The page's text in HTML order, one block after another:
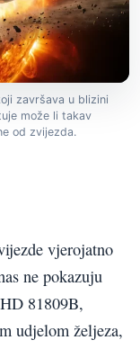
završava u blizini
može li takav
od zvijezda.
vjerojatno
ne pokazuju
81809B,
udjelom željeza,